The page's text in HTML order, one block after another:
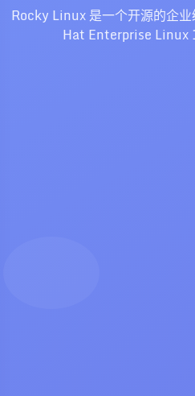
Rocky Linux 是一个开源的企
Hat Enterprise Linux